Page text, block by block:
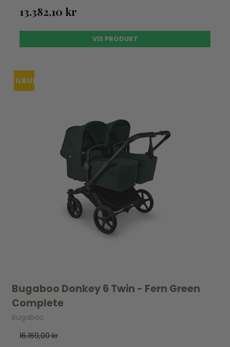
13.382,10 kr
VIS PRODUKT
TILBUD
Bugaboo Donkey 6 Twin - Fern Green
Complete
Bugaboo
16.169,00 kr